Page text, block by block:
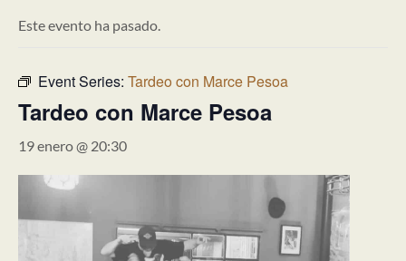
Este evento ha pasado.
Event Series: Tardeo con Marce Pesoa
Tardeo con Marce Pesoa
19 enero @ 20:30